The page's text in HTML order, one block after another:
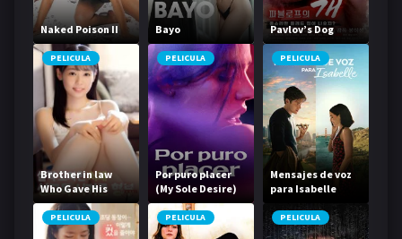
Naked Poison II Bayo Pavlov’s Dog
PELICULA
Brother in law
Who Gave His
Sister in law a
Little Sex
Education
PELICULA
Por puro placer
(My Sole Desire)
PELICULA
Mensajes de voz
para Isabelle
PELICULA PELICULA PELICULA